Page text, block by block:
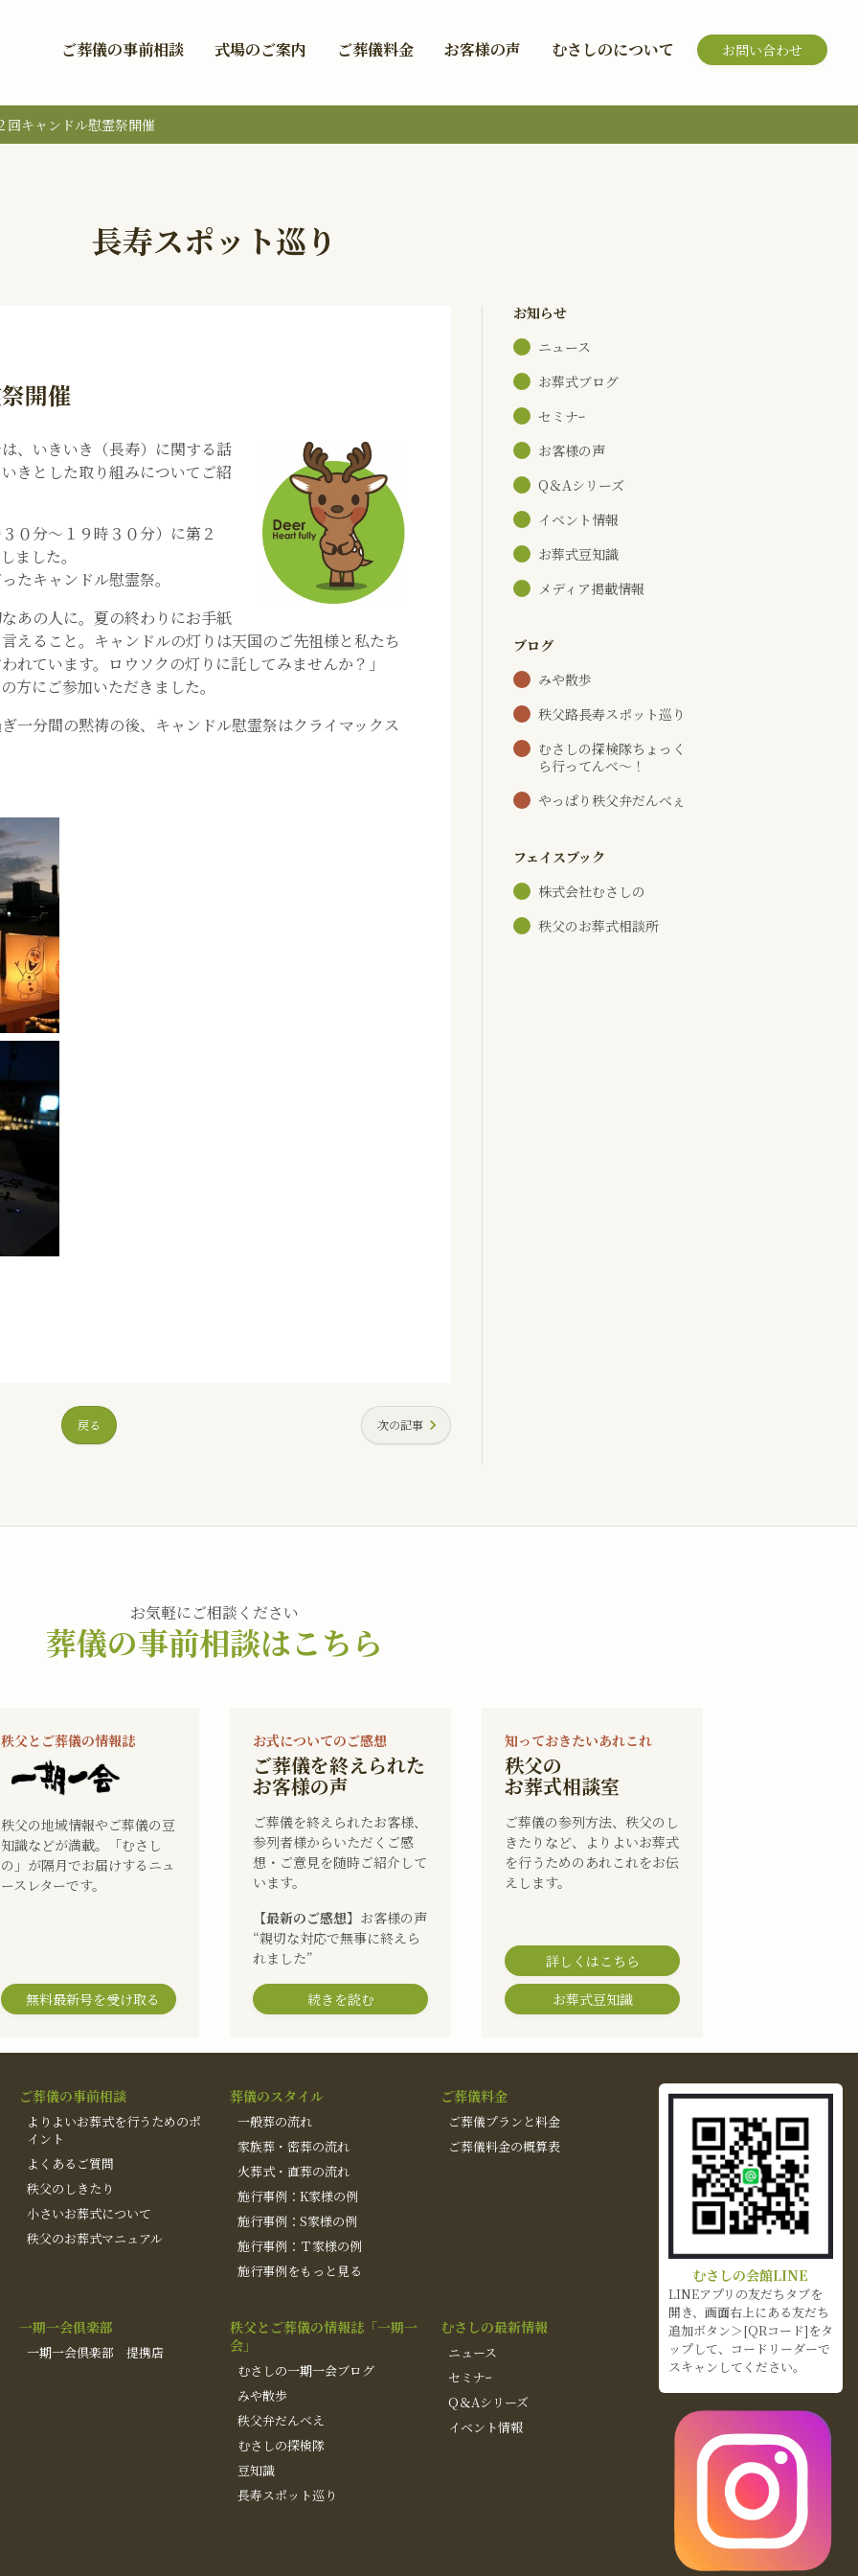
ご葬儀の事前相談 式場のご案内 ご葬儀料金 お客様の声 むさしのについて お問い合わせ
回キャンドル慰霊祭開催
長寿スポット巡り
開催
、いきいき（長寿）に関する話
きとした取り組みについてご紹
０分～１９時３０分）に第２
ました。
たキャンドル慰霊祭。
あの人に。夏の終わりにお手紙
えること。キャンドルの灯りは天国のご先祖様と私たち
れています。ロウソクの灯りに託してみませんか？」
方にご参加いただきました。
一分間の黙祷の後、キャンドル慰霊祭はクライマックス
戻る 次の記事
お知らせ
ニュース
お葬式ブログ
セミナｰ
お客様の声
Q＆Aシリーズ
イベント情報
お葬式豆知識
メディア掲載情報
ブログ
みや散歩
秩父路長寿スポット巡り
むさしの探検隊ちょっく
ら行ってんべ～！
やっぱり秩父弁だんべぇ
フェイスブック
株式会社むさしの
秩父のお葬式相談所
お気軽にご相談ください
葬儀の事前相談はこちら
秩父とご葬儀の情報誌
秩父の地域情報やご葬儀の豆
知識などが満載。「むさし
の」が隔月でお届けするニュ
ースレターです。
無料最新号を受け取る
お式についてのご感想
ご葬儀を終えられた
お客様の声
ご葬儀を終えられたお客様、
参列者様からいただくご感
想・ご意見を随時ご紹介して
います。
【最新のご感想】 お客様の声
“親切な対応で無事に終えら
れました”
続きを読む
知っておきたいあれこれ
秩父の
お葬式相談室
ご葬儀の参列方法、秩父のし
きたりなど、よりよいお葬式
を行うためのあれこれをお伝
えします。
詳しくはこちら
お葬式豆知識
ご葬儀の事前相談
よりよいお葬式を行うためのポ
イント
よくあるご質問
秩父のしきたり
小さいお葬式について
秩父のお葬式マニュアル
葬儀のスタイル
一般葬の流れ
家族葬・密葬の流れ
火葬式・直葬の流れ
施行事例：K家様の例
施行事例：S家様の例
施行事例：Ｔ家様の例
施行事例をもっと見る
ご葬儀料金
ご葬儀プランと料金
ご葬儀料金の概算表
一期一会倶楽部
一期一会倶楽部 提携店
秩父とご葬儀の情報誌「一期一
会」
むさしの一期一会ブログ
みや散歩
秩父弁だんべえ
むさしの探検隊
豆知識
長寿スポット巡り
むさしの最新情報
ニュース
セミナｰ
Q＆Aシリーズ
イベント情報
むさしの会館LINE
LINEアプリの友だちタブを
開き、画面右上にある友だち
追加ボタン＞[QRコード]をタ
ップして、コードリーダーで
スキャンしてください。